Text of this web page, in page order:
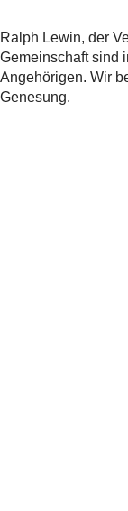
Ralph Lewin, der
Gemeinschaft sind
Angehörigen. Wir
Genesung.